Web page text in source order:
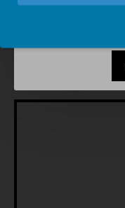
Το περιεχόμενο